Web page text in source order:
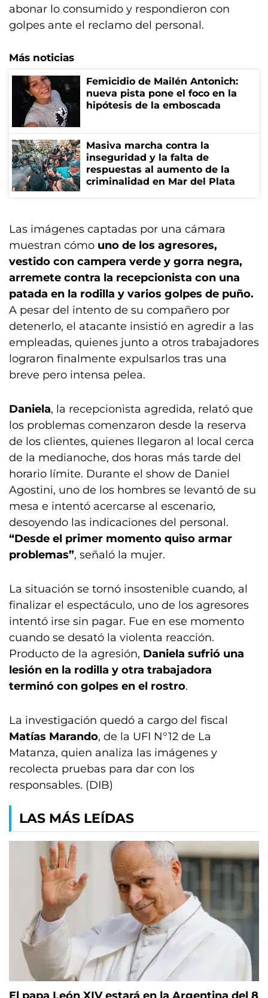
abonar lo consumido y respondieron con
golpes ante el reclamo del personal.
Más noticias
Femicidio de Mailén Antonich:
nueva pista pone el foco en la
hipótesis de la emboscada
Masiva marcha contra la
inseguridad y la falta de
respuestas al aumento de la
criminalidad en Mar del Plata
Las imágenes captadas por una cámara
muestran cómo uno de los agresores,
vestido con campera verde y gorra negra,
arremete contra la recepcionista con una
patada en la rodilla y varios golpes de puño.
A pesar del intento de su compañero por
detenerlo, el atacante insistió en agredir a las
empleadas, quienes junto a otros trabajadores
lograron finalmente expulsarlos tras una
breve pero intensa pelea.
Daniela, la recepcionista agredida, relató que
los problemas comenzaron desde la reserva
de los clientes, quienes llegaron al local cerca
de la medianoche, dos horas más tarde del
horario límite. Durante el show de Daniel
Agostini, uno de los hombres se levantó de su
mesa e intentó acercarse al escenario,
desoyendo las indicaciones del personal.
“Desde el primer momento quiso armar
problemas”, señaló la mujer.
La situación se tornó insostenible cuando, al
finalizar el espectáculo, uno de los agresores
intentó irse sin pagar. Fue en ese momento
cuando se desató la violenta reacción.
Producto de la agresión, Daniela sufrió una
lesión en la rodilla y otra trabajadora
terminó con golpes en el rostro.
La investigación quedó a cargo del fiscal
Matías Marando, de la UFI N°12 de La
Matanza, quien analiza las imágenes y
recolecta pruebas para dar con los
responsables. (DIB)
LAS MÁS LEÍDAS